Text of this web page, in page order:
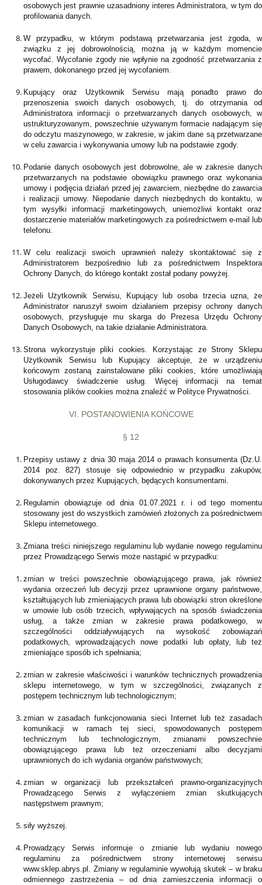
osobowych jest prawnie uzasadniony interes Administratora, w tym do
profilowania danych.
W przypadku, w którym podstawą przetwarzania jest zgoda, w
związku z jej dobrowolnością, można ją w każdym momencie
wycofać. Wycofanie zgody nie wpłynie na zgodność przetwarzania z
prawem, dokonanego przed jej wycofaniem.
Kupujący oraz Użytkownik Serwisu mają ponadto prawo do
przenoszenia swoich danych osobowych, tj. do otrzymania od
Administratora informacji o przetwarzanych danych osobowych, w
ustrukturyzowanym, powszechnie używanym formacie nadającym się
do odczytu maszynowego, w zakresie, w jakim dane są przetwarzane
w celu zawarcia i wykonywania umowy lub na podstawie zgody.
Podanie danych osobowych jest dobrowolne, ale w zakresie danych
przetwarzanych na podstawie obowiązku prawnego oraz wykonania
umowy i podjęcia działań przed jej zawarciem, niezbędne do zawarcia
i realizacji umowy. Niepodanie danych niezbędnych do kontaktu, w
tym wysyłki informacji marketingowych, uniemożliwi kontakt oraz
dostarczenie materiałów marketingowych za pośrednictwem e-mail lub
telefonu.
W celu realizacji swoich uprawnień należy skontaktować się z
Administratorem bezpośrednio lub za pośrednictwem Inspektora
Ochrony Danych, do którego kontakt został podany powyżej.
Jeżeli Użytkownik Serwisu, Kupujący lub osoba trzecia uzna, że
Administrator naruszył swoim działaniem przepisy ochrony danych
osobowych, przysługuje mu skarga do Prezesa Urzędu Ochrony
Danych Osobowych, na takie działanie Administratora.
Strona wykorzystuje pliki cookies. Korzystając ze Strony Sklepu
Użytkownik Serwisu lub Kupujący akceptuje, że w urządzeniu
końcowym zostaną zainstalowane pliki cookies, które umożliwiają
Usługodawcy świadczenie usług. Więcej informacji na temat
stosowania plików cookies można znaleźć w Polityce Prywatności.
VI. POSTANOWIENIA KOŃCOWE
§ 12
Przepisy ustawy z dnia 30 maja 2014 o prawach konsumenta (Dz.U.
2014 poz. 827) stosuje się odpowiednio w przypadku zakupów,
dokonywanych przez Kupujących, będących konsumentami.
Regulamin obowiązuje od dnia 01.07.2021 r. i od tego momentu
stosowany jest do wszystkich zamówień złożonych za pośrednictwem
Sklepu internetowego.
Zmiana treści niniejszego regulaminu lub wydanie nowego regulaminu
przez Prowadzącego Serwis może nastąpić w przypadku:
zmian w treści powszechnie obowiązującego prawa, jak również
wydania orzeczeń lub decyzji przez uprawnione organy państwowe,
kształtujących lub zmieniających prawa lub obowiązki stron określone
w umowie lub osób trzecich, wpływających na sposób świadczenia
usług, a także zmian w zakresie prawa podatkowego, w
szczególności oddziaływujących na wysokość zobowiązań
podatkowych, wprowadzających nowe podatki lub opłaty, lub też
zmieniające sposób ich spełniania;
zmian w zakresie właściwości i warunków technicznych prowadzenia
sklepu internetowego, w tym w szczególności, związanych z
postępem technicznym lub technologicznym;
zmian w zasadach funkcjonowania sieci Internet lub też zasadach
komunikacji w ramach tej sieci, spowodowanych postępem
technicznym lub technologicznym, zmianami powszechnie
obowiązującego prawa lub też orzeczeniami albo decyzjami
uprawnionych do ich wydania organów państwowych;
zmian w organizacji lub przekształceń prawno-organizacyjnych
Prowadzącego Serwis z wyłączeniem zmian skutkujących
następstwem prawnym;
siły wyższej.
Prowadzący Serwis informuje o zmianie lub wydaniu nowego
regulaminu za pośrednictwem strony internetowej serwisu
www.sklep.abrys.pl. Zmiany w regulaminie wywołują skutek – w braku
odmiennego zastrzeżenia – od dnia zamieszczenia informacji o